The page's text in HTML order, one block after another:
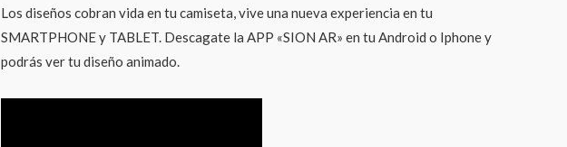
Los diseños cobran vida en tu camiseta, vive una nueva experiencia en tu
SMARTPHONE y TABLET. Descagate la APP «SION AR» en tu Android o Iphone y
podrás ver tu diseño animado.